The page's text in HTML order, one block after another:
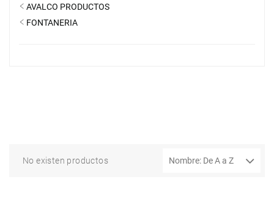
No existen productos
AVALCO PRODUCTOS
FONTANERIA